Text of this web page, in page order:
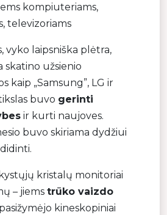
kompiuteriams,
televizoriams
vyko laipsniška plėtra,
skatino užsienio
kaip „Samsung”, LG ir
buvo gerinti
ir kurti naujoves.
buvo skiriama dydžiui
kristalų monitoriai
– jiems trūko vaizdo
kineskopiniai